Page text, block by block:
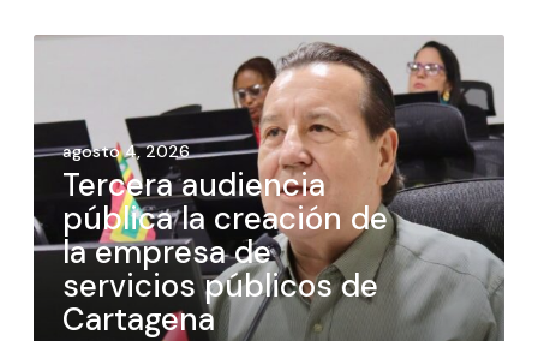
agosto 4, 2026
Tercera audiencia
pública la creación de
la empresa de
servicios públicos de
Cartagena